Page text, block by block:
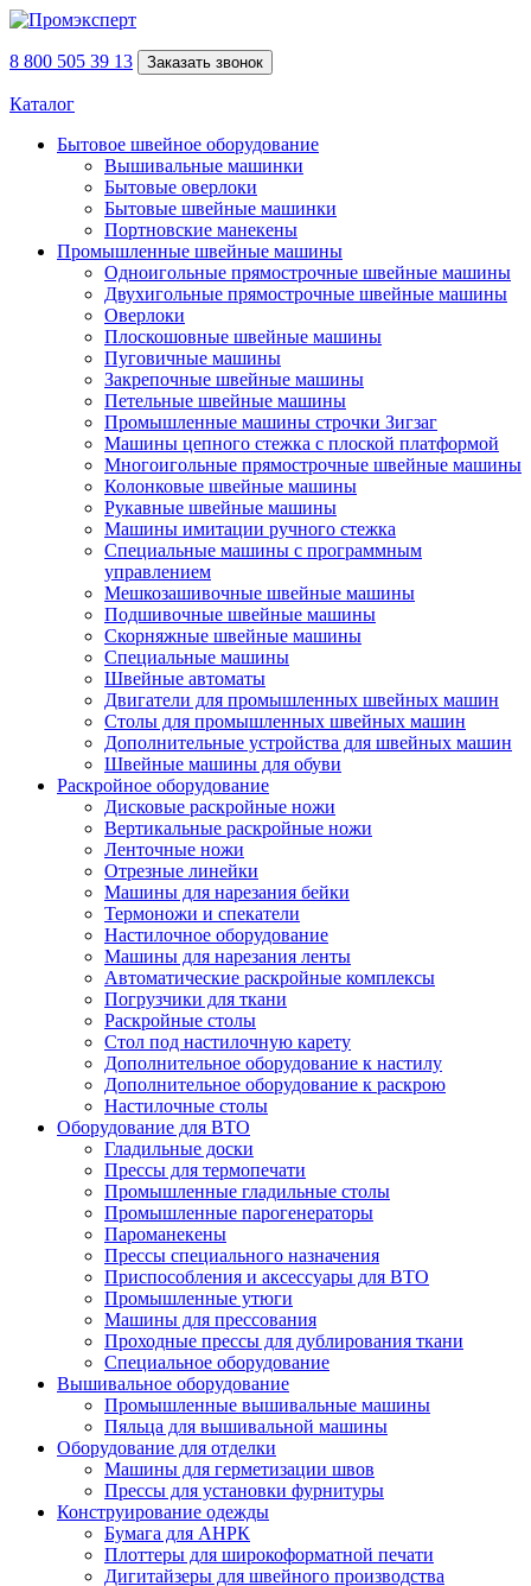
8 800 505 39 13 Заказать звонок
Каталог
Бытовое швейное оборудование
Вышивальные машинки
Бытовые оверлоки
Бытовые швейные машинки
Портновские манекены
Промышленные швейные машины
Одноигольные прямострочные швейные машины
Двухигольные прямострочные швейные машины
Оверлоки
Плоскошовные швейные машины
Пуговичные машины
Закрепочные швейные машины
Петельные швейные машины
Промышленные машины строчки Зигзаг
Машины цепного стежка с плоской платформой
Многоигольные прямострочные швейные машины
Колонковые швейные машины
Рукавные швейные машины
Машины имитации ручного стежка
Специальные машины с программным
управлением
Мешкозашивочные швейные машины
Подшивочные швейные машины
Скорняжные швейные машины
Специальные машины
Швейные автоматы
Двигатели для промышленных швейных машин
Столы для промышленных швейных машин
Дополнительные устройства для швейных машин
Швейные машины для обуви
Раскройное оборудование
Дисковые раскройные ножи
Вертикальные раскройные ножи
Ленточные ножи
Отрезные линейки
Машины для нарезания бейки
Термоножи и спекатели
Настилочное оборудование
Машины для нарезания ленты
Автоматические раскройные комплексы
Погрузчики для ткани
Раскройные столы
Стол под настилочную карету
Дополнительное оборудование к настилу
Дополнительное оборудование к раскрою
Настилочные столы
Оборудование для ВТО
Гладильные доски
Прессы для термопечати
Промышленные гладильные столы
Промышленные парогенераторы
Пароманекены
Прессы специального назначения
Приспособления и аксессуары для ВТО
Промышленные утюги
Машины для прессования
Проходные прессы для дублирования ткани
Специальное оборудование
Вышивальное оборудование
Промышленные вышивальные машины
Пяльца для вышивальной машины
Оборудование для отделки
Машины для герметизации швов
Прессы для установки фурнитуры
Конструирование одежды
Бумага для АНРК
Плоттеры для широкоформатной печати
Дигитайзеры для швейного производства